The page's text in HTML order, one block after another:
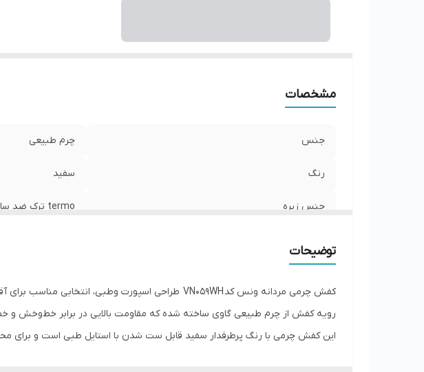
مشخصات
جنس چرم طبیعی
رنگ سفید
جنس زیره termo ترک ضد سایش
توضیحات
کفش چرمی مردانه ونس کد VN059WH طراحی اسپورت وطبی، انتخابی مناسب برای آقایانی است که به دنبال راحتی و کاری برای روزمره هستند.
رویه کفش از چرم طبیعی گاوی ساخته شده که مقاومت بالایی در برابر خط‌وخش و خط
این کفش چرمی با رنگ پرطرفدار سفید قابل ست شدن با استایل طبی است و برای